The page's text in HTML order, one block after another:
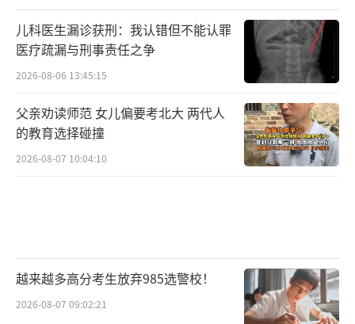
儿科医生漏诊获刑：我认错但不能认罪
医疗疏漏与刑事责任之争
2026-08-06 13:45:15
父亲劝读师范 女儿偏要考北大 两代人
的教育选择碰撞
2026-08-07 10:04:10
越来越多高分考生放弃985选警校！
2026-08-07 09:02:21